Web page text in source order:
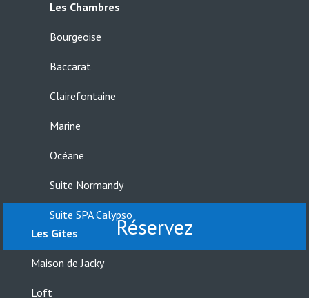
Réservez
Les Chambres
Bourgeoise
Baccarat
Clairefontaine
Marine
Océane
Suite Normandy
Suite SPA Calypso
Les Gites
Maison de Jacky
Loft